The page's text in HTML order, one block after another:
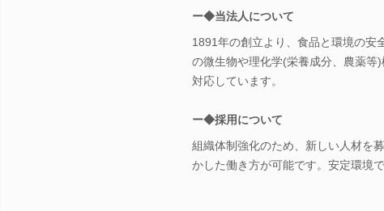
ー◆当法人について
1891年の創立より、食品と環境の安
の微生物や理化学(栄養成分、農薬等
対応しています。
ー◆採用について
組織体制強化のため、新しい人材を
かした働き方が可能です。安定環境